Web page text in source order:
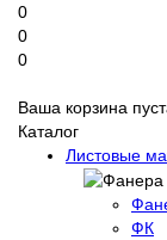
0
0
0
Ваша корзина
Каталог
Листовые
ФК